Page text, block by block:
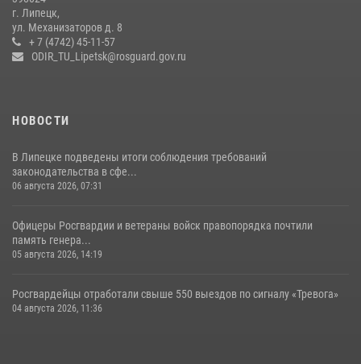
Липецке
17 июля 2026, 12:26 5
г. Липецк,
ул. Механизаторов д. 8
+ 7 (4742) 45-11-57
ODIR_TU_Lipetsk@rosguard.gov.ru
НОВОСТИ
В Липецке подведены итоги соблюдения требований
законодательства в сфе...
06 августа 2026, 07:31
Офицеры Росгвардии и ветераны войск правопорядка почтили
память генера...
05 августа 2026, 14:19
Росгвардейцы отработали свыше 550 выездов по сигналу «Тревога»
04 августа 2026, 11:36